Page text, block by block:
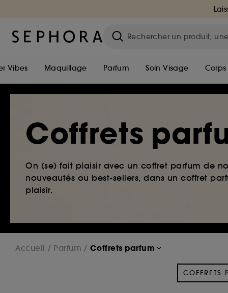
Vibes Maquillage Parfum Soin Visage Corps
Coffrets
On (se) fait plaisir avec un coffret parfum de
nouveautés ou best-sellers, dans un coffret
plaisir.
Accueil Parfum Coffrets parfum
COFFRETS